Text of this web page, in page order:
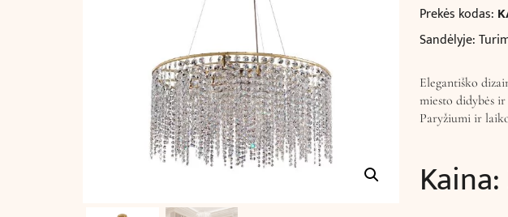
Prekės kodas:
Sandėlyje:
Elegantiško
miesto didybės
Paryžiumi ir
Kaina: